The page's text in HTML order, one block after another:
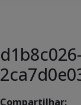
Compartilhar: